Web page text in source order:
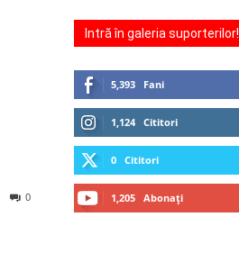
0
Intră în galeria suporterilor!
5,393 Fani
1,124 Cititori
0 Cititori
1,205 Abonați